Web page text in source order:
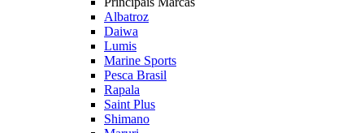
Albatroz
Daiwa
Lumis
Marine Sports
Pesca Brasil
Rapala
Saint Plus
Shimano